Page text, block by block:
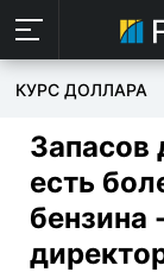
КУРС ДОЛЛАРА
Запасов
есть
бензина